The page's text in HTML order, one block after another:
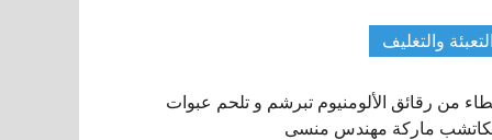
التعبئة والتغليف
من رقائق الألومنيوم تبرشم و تلحم عبوات
ماركة مهندس منسى